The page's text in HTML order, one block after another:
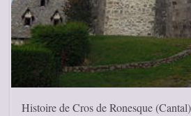
Histoire de Cros de Ronesque (Cantal)